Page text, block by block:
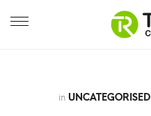
in UNCATEGORISED